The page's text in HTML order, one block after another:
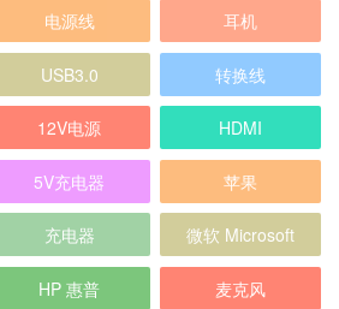
电源线 耳机
USB3.0 转换线
12V电源 HDMI
5V充电器 苹果
充电器 微软 Microsoft
HP 惠普 麦克风